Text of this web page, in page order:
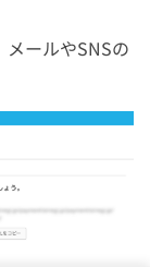
ールやSNSの